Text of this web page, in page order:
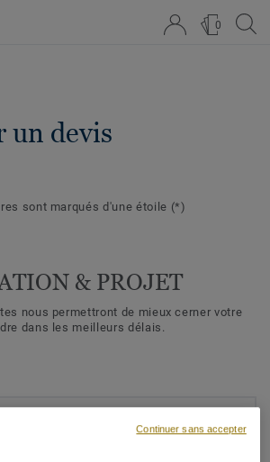
0
un devis
sont marqués d'une étoile (*)
& PROJET
nous permettront de mieux cerner votre
dans les meilleurs délais.
Continuer sans accepter